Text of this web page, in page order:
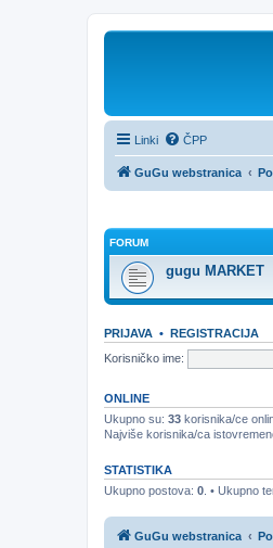
Linki ČPP
GuGu webstranica
FORUM
gugu MARKET
PRIJAVA • REGISTRACIJA
Korisničko ime:
ONLINE
Ukupno su: 33 korisnika/ce
Najviše korisnika/ca
STATISTIKA
Ukupno postova: 0 . • Ukupno
GuGu webstranica